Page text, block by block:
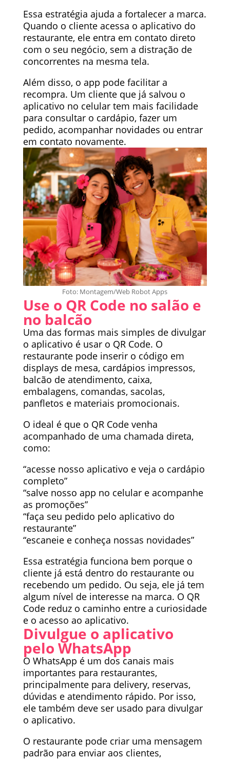
Essa estratégia ajuda a fortalecer a marca.
Quando o cliente acessa o aplicativo do
restaurante, ele entra em contato direto
com o seu negócio, sem a distração de
concorrentes na mesma tela.
Além disso, o app pode facilitar a
recompra. Um cliente que já salvou o
aplicativo no celular tem mais facilidade
para consultar o cardápio, fazer um
pedido, acompanhar novidades ou entrar
em contato novamente.
Foto: Montagem/Web Robot Apps
Use o QR Code no salão e
no balcão
Uma das formas mais simples de divulgar
o aplicativo é usar o QR Code. O
restaurante pode inserir o código em
displays de mesa, cardápios impressos,
balcão de atendimento, caixa,
embalagens, comandas, sacolas,
panfletos e materiais promocionais.
O ideal é que o QR Code venha
acompanhado de uma chamada direta,
como:
“acesse nosso aplicativo e veja o cardápio
completo”
“salve nosso app no celular e acompanhe
as promoções”
“faça seu pedido pelo aplicativo do
restaurante”
“escaneie e conheça nossas novidades”
Essa estratégia funciona bem porque o
cliente já está dentro do restaurante ou
recebendo um pedido. Ou seja, ele já tem
algum nível de interesse na marca. O QR
Code reduz o caminho entre a curiosidade
e o acesso ao aplicativo.
Divulgue o aplicativo
pelo WhatsApp
O WhatsApp é um dos canais mais
importantes para restaurantes,
principalmente para delivery, reservas,
dúvidas e atendimento rápido. Por isso,
ele também deve ser usado para divulgar
o aplicativo.
O restaurante pode criar uma mensagem
padrão para enviar aos clientes,